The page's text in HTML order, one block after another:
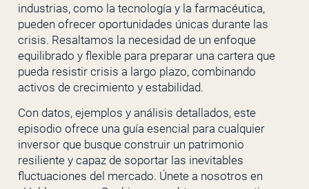
industrias, como la tecnología y la farmacéutica,
pueden ofrecer oportunidades únicas durante las
crisis. Resaltamos la necesidad de un enfoque
equilibrado y flexible para preparar una cartera que
pueda resistir crisis a largo plazo, combinando
activos de crecimiento y estabilidad.
Con datos, ejemplos y análisis detallados, este
episodio ofrece una guía esencial para cualquier
inversor que busque construir un patrimonio
resiliente y capaz de soportar las inevitables
fluctuaciones del mercado. Únete a nosotros en